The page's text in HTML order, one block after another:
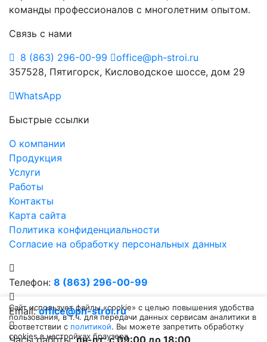
команды профессионалов с многолетним опытом.
Связь с нами
8 (863) 296-00-99
office@ph-stroi.ru
357528, Пятигорск, Кисловодское шоссе, дом 29
WhatsApp
Быстрые ссылки
О компании
Продукция
Услуги
Работы
Контакты
Карта сайта
Политика конфиденциальности
Согласие на обработку персональных данных
Телефон: 8 (863) 296-00-99
Email: office@ph-stroi.ru
Сайт использует файлы «cookie» с целью повышения удобства
пользования, в т.ч. для передачи данных сервисам аналитики в
соответствии с политикой. Вы можете запретить обработку
cookies в настройках браузера.